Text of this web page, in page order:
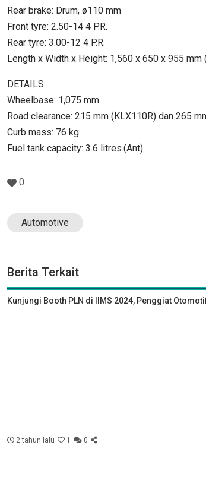
Rear brake: Drum, ø110 mm
Front tyre: 2.50-14 4 P.R.
Rear tyre: 3.00-12 4 P.R.
Length x Width x Height: 1,560 x 650 x 955
DETAILS
Wheelbase: 1,075 mm
Road clearance: 215 mm (KLX110R) dan 265
Curb mass: 76 kg
Fuel tank capacity: 3.6 litres.(Ant)
0
Automotive
Berita Terkait
Kunjungi Booth PLN di IIMS 2024, Penggiat
2 tahun lalu 1 0